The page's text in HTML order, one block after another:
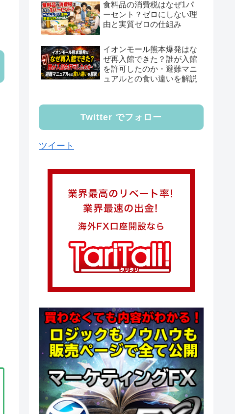
食料品の消費税はなぜ1パ
ーセント？ゼロにしない理
由と実質ゼロの仕組み
イオンモール熊本爆発はな
ぜ再入館できた？誰が入館
を許可したのか・避難マニ
ュアルとの食い違いを解説
Twitter でフォロー
ツイート